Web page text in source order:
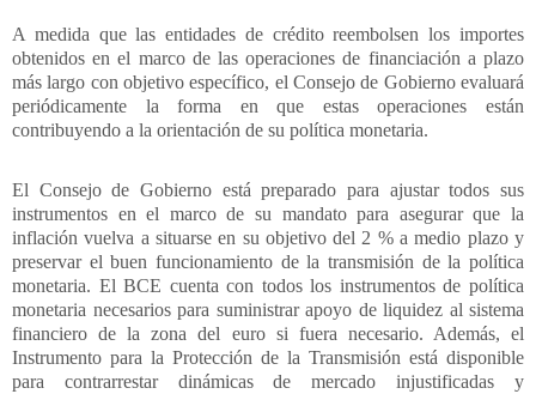
A medida que las entidades de crédito reembolsen los importes
obtenidos en el marco de las operaciones de financiación a plazo
más largo con objetivo específico, el Consejo de Gobierno evaluará
periódicamente la forma en que estas operaciones están
contribuyendo a la orientación de su política monetaria.
El Consejo de Gobierno está preparado para ajustar todos sus
instrumentos en el marco de su mandato para asegurar que la
inflación vuelva a situarse en su objetivo del 2 % a medio plazo y
preservar el buen funcionamiento de la transmisión de la política
monetaria. El BCE cuenta con todos los instrumentos de política
monetaria necesarios para suministrar apoyo de liquidez al sistema
financiero de la zona del euro si fuera necesario. Además, el
Instrumento para la Protección de la Transmisión está disponible
para contrarrestar dinámicas de mercado injustificadas y